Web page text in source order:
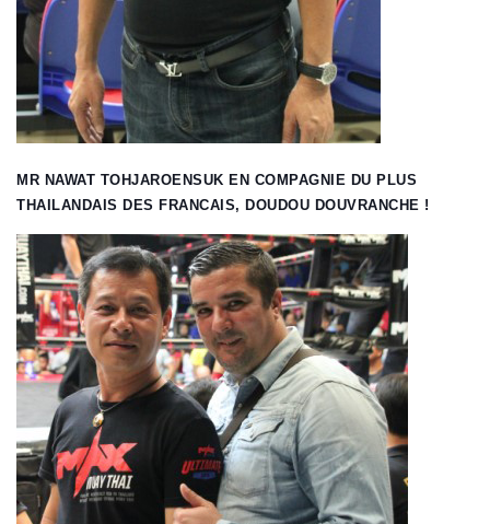
MR NAWAT TOHJAROENSUK EN COMPAGNIE DU PLUS
THAILANDAIS DES FRANCAIS, DOUDOU DOUVRANCHE !